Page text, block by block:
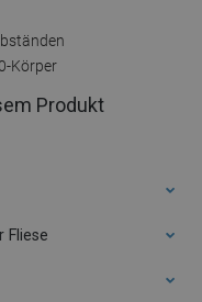
Körper
Produkt
Fliese